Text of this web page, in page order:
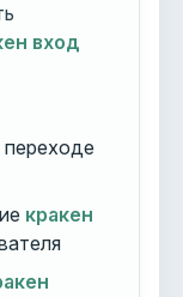
вход
переходе
кракен